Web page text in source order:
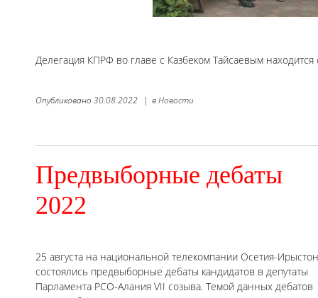
Делегация КПРФ во главе с Казбеком Тайсаевым
Опубликовано 30.08.2022 | вНовости
Предвыборные дебаты
2022
25 августа на национальной телекомпании Осетия-Ирыстон
состоялись предвыборные дебаты кандидатов в депутаты
Парламента РСО-Алания VII созыва. Темой данных дебатов